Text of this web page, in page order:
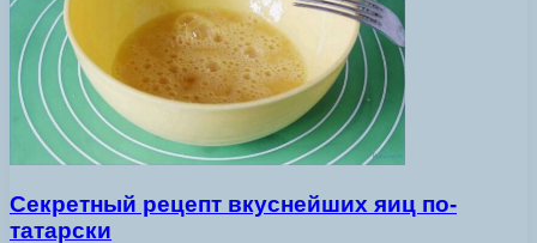
Секретный рецепт вкуснейших яиц по-
татарски